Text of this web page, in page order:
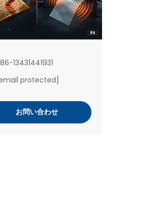
13431441931
protected]
お問い合わせ